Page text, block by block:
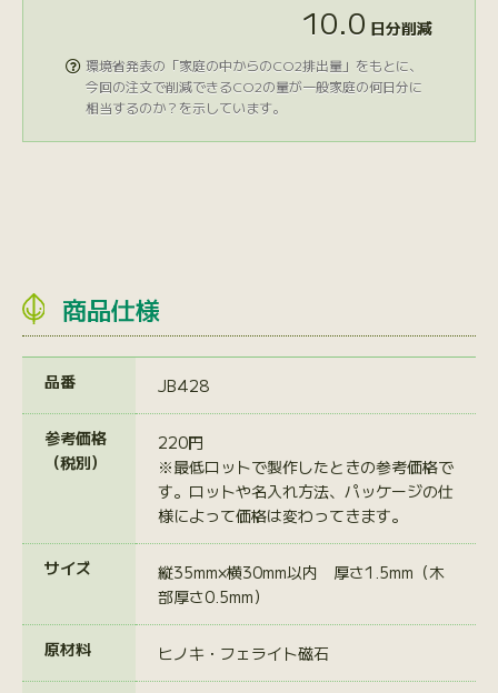
10.0 日分削減
 環境省発表の「家庭の中からのCO2排出量」をもとに、
今回の注文で削減できるCO2の量が一般家庭の何日分に
相当するのか？を示しています。
商品仕様
品番 JB428
参考価格
（税別）
220円
※最低ロットで製作したときの参考価格で
す。ロットや名入れ方法、パッケージの仕
様によって価格は変わってきます。
サイズ
縦35mm×横30mm以内 厚さ1.5mm（木
部厚さ0.5mm）
原材料 ヒノキ・フェライト磁石